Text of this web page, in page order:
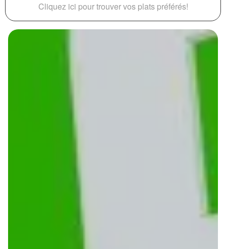
Cliquez ici pour trouver vos plats préférés!